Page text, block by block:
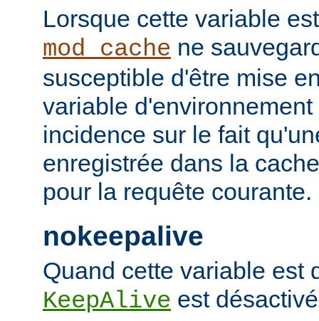
Lorsque cette variable
mod_cache ne
susceptible d'être mise
variable
incidence sur le fait
enregistrée dans la
pour la requête courante.
nokeepalive
Quand cette variable est
KeepAlive est